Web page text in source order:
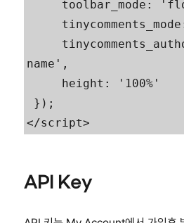
name',
</script>
API Key